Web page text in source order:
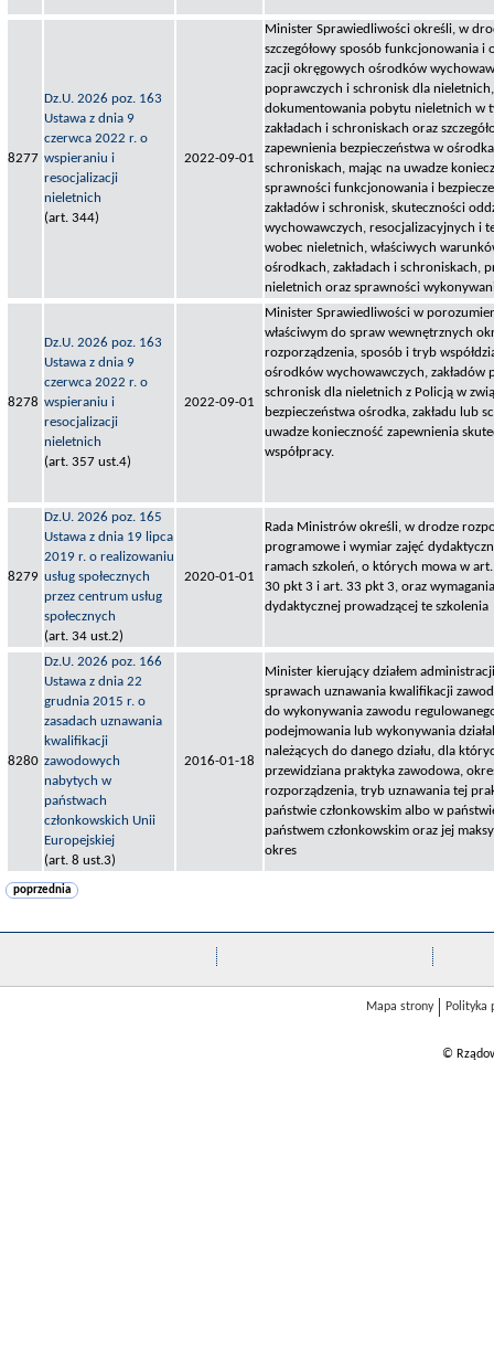
8277
Dz.U. 2026 poz. 163
Ustawa z dnia 9
czerwca 2022 r. o
wspieraniu i
resocjalizacji
nieletnich
(art. 344)
2022-09-01
Minister Sprawiedliwości określi, w
szczegółowy sposób funkcjonowania i
zacji okręgowych ośrodków
poprawczych i schronisk dla
dokumentowania pobytu nieletnich w
zakładach i schroniskach oraz
zapewnienia bezpieczeństwa w
schroniskach, mając na uwadze
sprawności funkcjonowania i
zakładów i schronisk, skuteczności
wychowawczych, resocjalizacyjnych i
wobec nieletnich, właściwych
ośrodkach, zakładach i schroniskach,
nieletnich oraz sprawności
8278
Dz.U. 2026 poz. 163
Ustawa z dnia 9
czerwca 2022 r. o
wspieraniu i
resocjalizacji
nieletnich
(art. 357 ust.4)
2022-09-01
Minister Sprawiedliwości w
właściwym do spraw wewnętrznych
rozporządzenia, sposób i tryb
ośrodków wychowawczych, zakładów
schronisk dla nieletnich z Policją w
bezpieczeństwa ośrodka, zakładu lub
uwadze konieczność zapewnienia
współpracy.
8279
Dz.U. 2026 poz. 165
Ustawa z dnia 19 lipca
2019 r. o realizowaniu
usług społecznych
przez centrum usług
społecznych
(art. 34 ust.2)
2020-01-01
Rada Ministrów określi, w drodze
programowe i wymiar zajęć
ramach szkoleń, o których mowa w
30 pkt 3 i art. 33 pkt 3, oraz
dydaktycznej prowadzącej te szkolenia
8280
Dz.U. 2026 poz. 166
Ustawa z dnia 22
grudnia 2015 r. o
zasadach uznawania
kwalifikacji
zawodowych
nabytych w
państwach
członkowskich Unii
Europejskiej
(art. 8 ust.3)
2016-01-18
Minister kierujący działem
sprawach uznawania kwalifikacji
do wykonywania zawodu
podejmowania lub wykonywania
należących do danego działu, dla
przewidziana praktyka zawodowa,
rozporządzenia, tryb uznawania tej
państwie członkowskim albo w
państwem członkowskim oraz jej
okres
poprzednia
Mapa strony Polityka
©